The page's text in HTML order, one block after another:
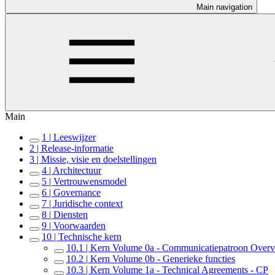
Main navigation
Main
1 | Leeswijzer
2 | Release-informatie
3 | Missie, visie en doelstellingen
4 | Architectuur
5 | Vertrouwensmodel
6 | Governance
7 | Juridische context
8 | Diensten
9 | Voorwaarden
10 | Technische kern
10.1 | Kern Volume 0a - Communicatiepatroon
10.2 | Kern Volume 0b - Generieke functies
10.3 | Kern Volume 1a - Technical Agreements - CP